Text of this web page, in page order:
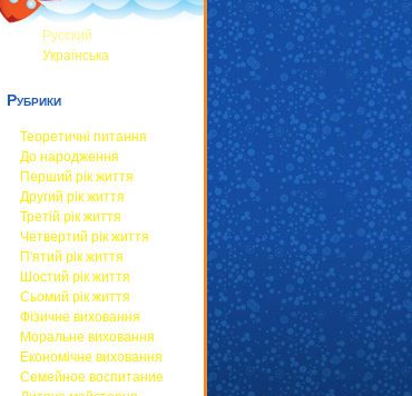
Русский
Українська
Рубрики
Теоретичні питання
До народження
Перший рік життя
Другий рік життя
Третій рік життя
Четвертий рік життя
П'ятий рік життя
Шостий рік життя
Сьомий рік життя
Фізичне виховання
Моральне виховання
Економічне виховання
Семейное воспитание